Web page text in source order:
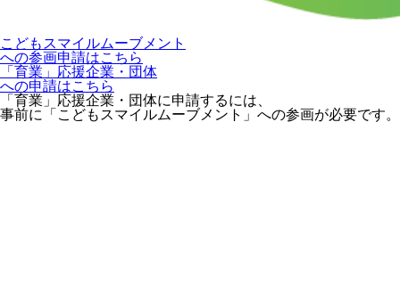
こどもスマイルムーブメント
への参画申請はこちら
「育業」応援企業・団体
への申請はこちら
「育業」応援企業・団体に申請するには、
事前に「こどもスマイルムーブメント」への参画が必要です。